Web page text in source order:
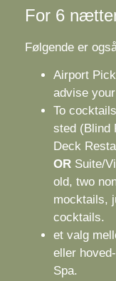
For 6
Følgende er
Airport
advise
To
sted (Blind
Deck
OR Suite/
old, two
mocktails,
cocktails.
et valg
eller
Spa.